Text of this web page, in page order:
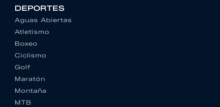
DEPORTES
Aguas Abiertas
Atletismo
Boxeo
Ciclismo
Golf
Maratón
Montaña
MTB